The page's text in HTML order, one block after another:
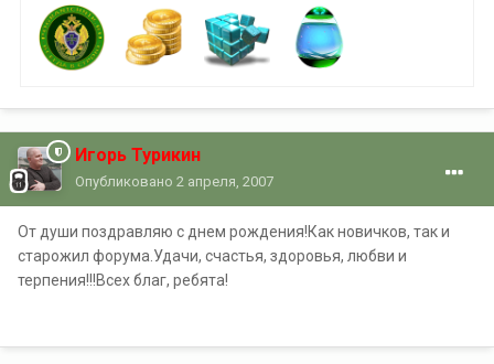
Игорь Турикин
Опубликовано 2 апреля, 2007
От души поздравляю с днем рождения!Как новичков, так и
старожил форума.Удачи, счастья, здоровья, любви и
терпения!!!Всех благ, ребята!